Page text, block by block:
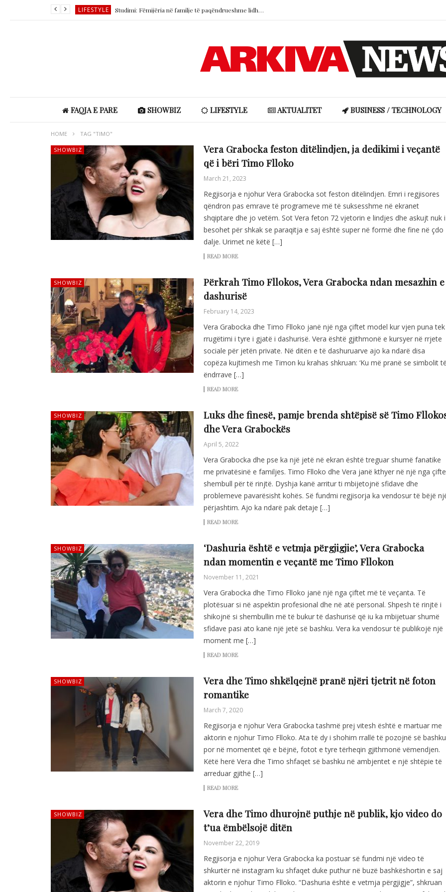
LIFESTYLE Studimi: Fëmijëria në familje të paqëndrueshme lidhet me impulsivitetin dhe mungesën e empatisë
Doresa rrëfen mes lotësh historinë me bashkëshortin nga Gjakova: Familja nuk e pranoi në fillim, ndërsa ai përballoi edhe tumorin në kokë
LIFESTYLE Studimi: Fëmijëria në familje të paqëndrueshme lidhet me impulsivitetin dhe mungesën e empatisë
FAQJA E PARE SHOWBIZ LIFESTYLE AKTUALITET BUSINESS / TECHNOLOGY
HOME TAG "TIMO"
SHOWBIZ
Vera Grabocka feston ditëlindjen, ja dedikimi i veçantë
që i bëri Timo Flloko
March 21, 2023
Regjisorja e njohur Vera Grabocka sot feston ditëlindjen. Emri i regjisores
qëndron pas emrave të programeve më të suksesshme në ekranet
shqiptare dhe jo vetëm. Sot Vera feton 72 vjetorin e lindjes dhe askujt nuk i
besohet për shkak se paraqitja e saj është super në formë dhe fine në çdo
dalje. Urimet në këtë […]
READ MORE
SHOWBIZ
Përkrah Timo Fllokos, Vera Grabocka ndan mesazhin e
dashurisë
February 14, 2023
Vera Grabocka dhe Timo Flloko janë një nga çiftet model kur vjen puna tek
rrugëtimi i tyre i gjatë i dashurisë. Vera është gjithmonë e kursyer në rrjete
sociale për jetën private. Në ditën e të dashuruarve ajo ka ndarë disa
copëza kujtimesh me Timon ku krahas shkruan: ‘Ku më pranë se simbolit
ëndrrave […]
READ MORE
SHOWBIZ
Luks dhe finesë, pamje brenda shtëpisë së Timo
dhe Vera Grabockës
April 5, 2022
Vera Grabocka dhe pse ka një jetë në ekran është treguar shumë fanatike
me privatësinë e familjes. Timo Flloko dhe Vera janë kthyer në një nga
shembull për të rinjtë. Dyshja kanë arritur ti mbijetojnë sfidave dhe
problemeve pavarësisht kohës. Së fundmi regjisorja ka vendosur të bëjë
përjashtim. Ajo ka ndarë pak detaje […]
READ MORE
SHOWBIZ
‘Dashuria është e vetmja përgjigjie’, Vera Grabocka
ndan momentin e veçantë me Timo Fllokon
November 11, 2021
Vera Grabocka dhe Timo Flloko janë një nga çiftet më të veçanta. Të
plotësuar si në aspektin profesional dhe në atë personal. Shpesh të rinjtë i
shikojnë si shembullin më të bukur të dashurisë që iu ka mbijetuar shumë
sfidave pasi ato kanë një jetë së bashku. Vera ka vendosur të publikojë një
moment me […]
READ MORE
SHOWBIZ
Vera dhe Timo shkëlqejnë pranë njëri tjetrit në foton
romantike
March 7, 2020
Regjisorja e njohur Vera Grabocka tashmë prej vitesh është e martuar me
aktorin e njohur Timo Flloko. Ata të dy i shohim rrallë të pozojnë së
por në momentet që e bëjnë, fotot e tyre tërheqin gjithmonë vëmendjen.
Këtë herë Vera dhe Timo shfaqet së bashku në ambjentet e një shtëpie të
arreduar gjithë […]
READ MORE
SHOWBIZ
Vera dhe Timo dhurojnë puthje në publik, kjo video do
t’ua ëmbëlsojë ditën
November 22, 2019
Regjisorja e njohur Vera Grabocka ka postuar së fundmi një video të
shkurtër në instagram ku shfaqet duke puthur në buzë bashkëshortin e saj
aktorin e njohur Timo Flloko. “Dashuria është e vetmja përgjigje”, shkruan